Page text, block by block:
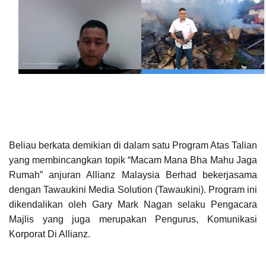
Beliau berkata demikian di dalam satu Program Atas Talian
yang membincangkan topik “Macam Mana Bha Mahu Jaga
Rumah” anjuran Allianz Malaysia Berhad bekerjasama
dengan Tawaukini Media Solution (Tawaukini). Program ini
dikendalikan oleh Gary Mark Nagan selaku Pengacara
Majlis yang juga merupakan Pengurus, Komunikasi
Korporat Di Allianz.